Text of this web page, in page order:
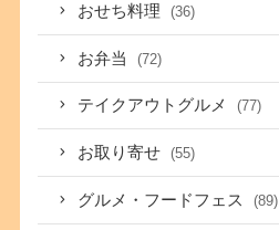
おせち料理 (36)
お弁当 (72)
テイクアウトグルメ (77)
お取り寄せ (55)
グルメ・フードフェス (89)